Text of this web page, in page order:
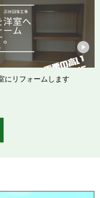
にリフォームします